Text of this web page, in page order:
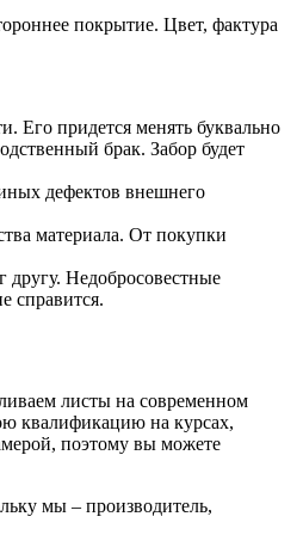
покрытие. Цвет, фактура
Его придется менять буквально
брак. Забор будет
дефектов внешнего
материала. От покупки
другу. Недобросовестные
справится.
листы на современном
квалификацию на курсах,
поэтому вы можете
мы – производитель,